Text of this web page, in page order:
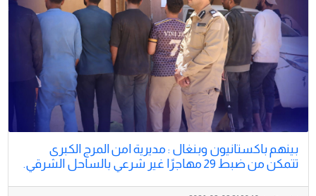
بينهم باكستانيون وبنغال : مديرية امن المرج الكبرى
تتمكن من ضبط 29 مهاجرًا غير شرعي بالساحل الشرقي.